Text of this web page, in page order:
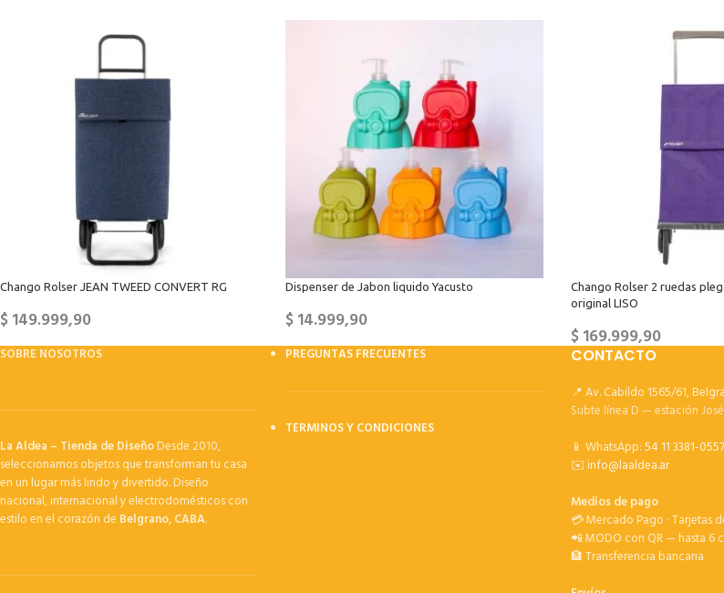
Chango Rolser JEAN TWEED CONVERT RG
$149.999,90
Dispenser de Jabon liquido Yacusto
$14.999,90
Chango Rolser 2 ruedas
original LISO
$169.999,90
SOBRE NOSOTROS
La Aldea – Tienda de DiseñoDesde 2010,
seleccionamos objetos que transforman tu casa
en un lugar más lindo y divertido. Diseño
nacional, internacional y electrodomésticos con
estilo en el corazón de Belgrano, CABA.
PREGUNTAS FRECUENTES
TERMINOS Y CONDICIONES
CONTACTO
📍 Av. Cabildo 1565/61,
Subte línea D — estación
📱 WhatsApp:54 11 3381-0557
✉️info@laaldea.ar
Medios de pago
💳 Mercado Pago · Tarjetas
📲 MODO con QR — hasta 6
🏦 Transferencia bancaria